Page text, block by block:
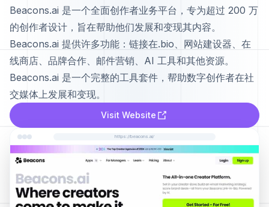
Beacons.ai 是一个全面创作者业务平台，专为超过 200 万
的创作者设计，旨在帮助他们发展和变现其内容。
Beacons.ai 提供许多功能：链接在.bio、网站建设器、在
线商店、品牌合作、邮件营销、AI 工具和其他资源。
Beacons.ai 是一个完整的工具套件，帮助数字创作者在社
交媒体上发展和变现。
Visit Website
https://beacons.ai/